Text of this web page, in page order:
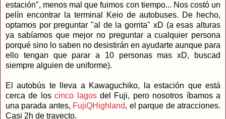
estación", menos mal que fuimos con tiempo... Nos costó un
pelín encontrar la terminal Keio de autobuses. De hecho,
optamos por preguntar "al de la gorrita" xD (a esas alturas
ya sabíamos que mejor no preguntar a cualquier persona
porqué sino lo saben no desistirán en ayudarte aunque para
ello tengan que parar a 10 personas mas xD, buscad
siempre alguien de uniforme).
El autobús te lleva a Kawaguchiko, la estación que está
cerca de loscinco lagosdel Fuji, pero nosotros íbamos a
una parada antes, FujiQHighland, el parque de atracciones.
Casi 2h de trayecto.